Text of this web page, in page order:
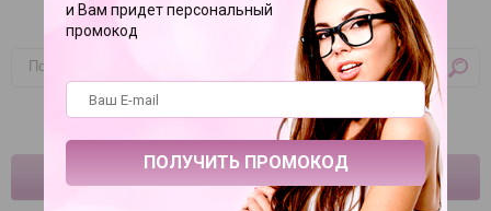
Ваша корзина пуста
и Вам придет персональный
промокод